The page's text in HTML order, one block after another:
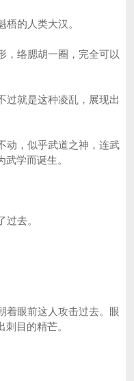
的人类大汉。
络腮胡一圈，完全可以
就是这种凌乱，展现出
动，似乎武道之神，连武
学而诞生。
去。
眼前这人攻击过去。眼
目的精芒。